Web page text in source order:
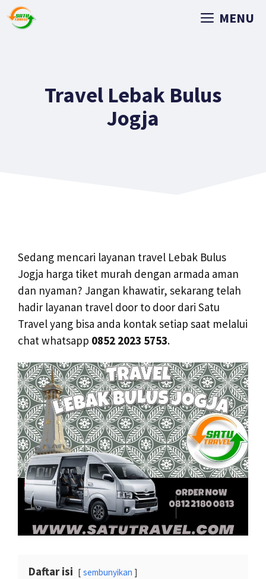
MENU
Travel Lebak Bulus
Jogja
Sedang mencari layanan travel Lebak Bulus
Jogja harga tiket murah dengan armada aman
dan nyaman? Jangan khawatir, sekarang telah
hadir layanan travel door to door dari Satu
Travel yang bisa anda kontak setiap saat melalui
chat whatsapp 0852 2023 5753.
Daftar isi sembunyikan